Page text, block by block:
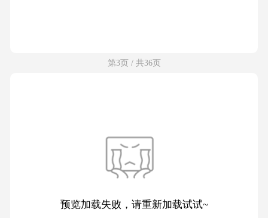
第3页 / 共36页
预览加载失败，请重新加载试试~